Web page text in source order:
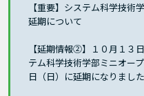
【重要】システム科学技術
延期について
【延期情報②】１０月１３
テム科学技術学部ミニオー
日（日）に延期になりました